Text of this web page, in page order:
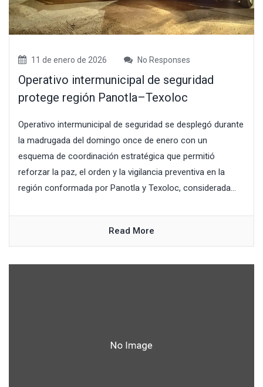
11 de enero de 2026 No Responses
Operativo intermunicipal de seguridad
protege región Panotla–Texoloc
Operativo intermunicipal de seguridad se desplegó durante
la madrugada del domingo once de enero con un
esquema de coordinación estratégica que permitió
reforzar la paz, el orden y la vigilancia preventiva en la
región conformada por Panotla y Texoloc, considerada...
Read More